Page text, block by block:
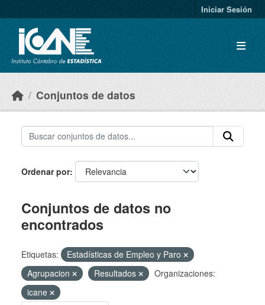
Iniciar Sesión
Conjuntos de datos
Ordenar por
Conjuntos de datos no
encontrados
Etiquetas:
Estadísticas de Empleo y Paro
Agrupacion
Resultados
Organizaciones:
icane